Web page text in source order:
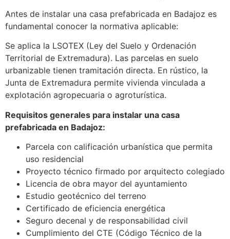
Antes de instalar una casa prefabricada en Badajoz es
fundamental conocer la normativa aplicable:
Se aplica la LSOTEX (Ley del Suelo y Ordenación
Territorial de Extremadura). Las parcelas en suelo
urbanizable tienen tramitación directa. En rústico, la
Junta de Extremadura permite vivienda vinculada a
explotación agropecuaria o agroturística.
Requisitos generales para instalar una casa
prefabricada en Badajoz:
Parcela con calificación urbanística que permita
uso residencial
Proyecto técnico firmado por arquitecto colegiado
Licencia de obra mayor del ayuntamiento
Estudio geotécnico del terreno
Certificado de eficiencia energética
Seguro decenal y de responsabilidad civil
Cumplimiento del CTE (Código Técnico de la